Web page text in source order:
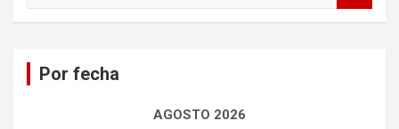
Por fecha
AGOSTO 2026